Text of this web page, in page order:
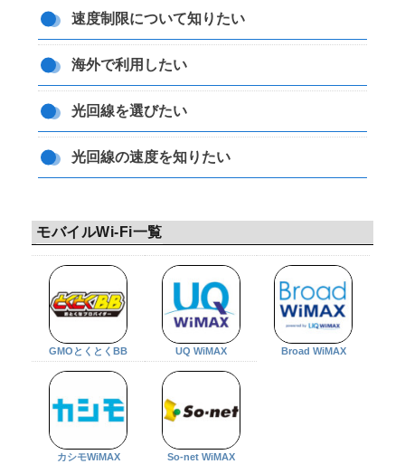
速度制限について知りたい
海外で利用したい
光回線を選びたい
光回線の速度を知りたい
モバイルWi-Fi一覧
GMOとくとくBB UQ WiMAX Broad WiMAX
カシモWiMAX So-net WiMAX